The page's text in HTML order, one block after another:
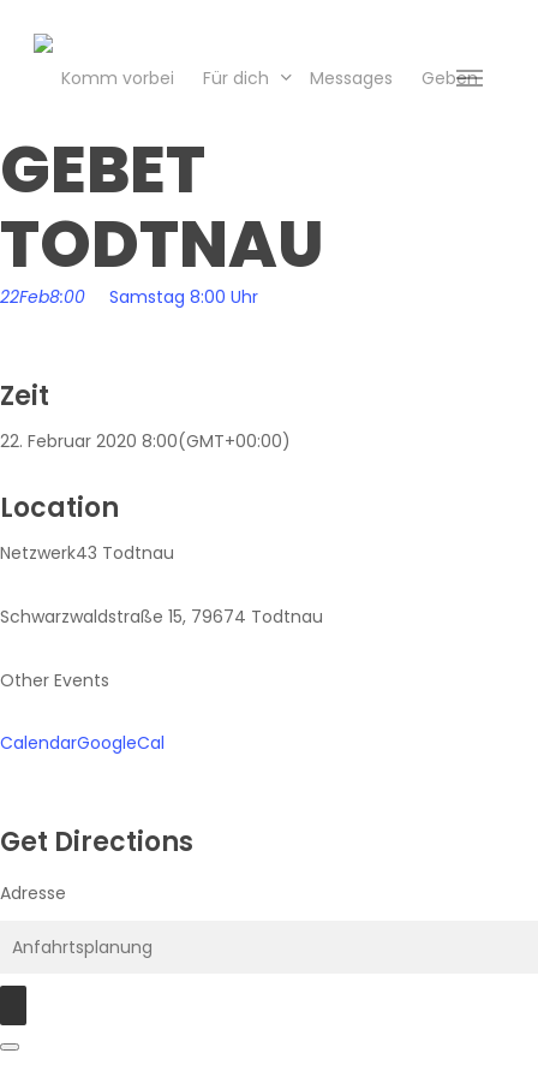
Komm vorbei Für dich Messages Geben
Menu
GEBET
TODTNAU
22Feb8:00 Samstag 8:00 Uhr
Zeit
22. Februar 2020 8:00(GMT+00:00)
Location
Netzwerk43 Todtnau
Schwarzwaldstraße 15, 79674 Todtnau
Other Events
CalendarGoogleCal
Get Directions
Adresse